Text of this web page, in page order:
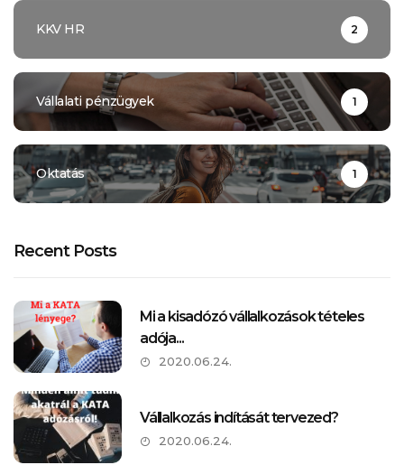
KKV HR 2
Vállalati pénzügyek 1
Oktatás 1
Recent Posts
Mi a kisadózó vállalkozások tételes
adója...
2020.06.24.
Vállalkozás indítását tervezed?
2020.06.24.